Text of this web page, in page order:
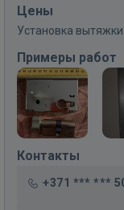
Цены
Установка вытяжки
Примеры работ
Контакты
+371 *** ***